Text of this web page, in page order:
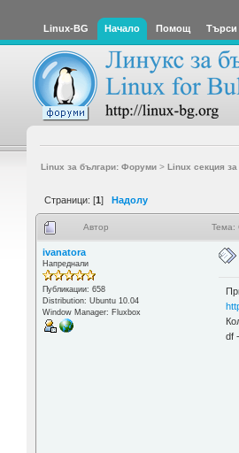
Linux-BG Начало Помощ Търси
Linux за българи: Форуми> Linux секция
Страници: [1] Надолу
Автор Тема:
ivanatora
Напреднали
Публикации: 658
Distribution: Ubuntu 10.04
Window Manager: Fluxbox
df